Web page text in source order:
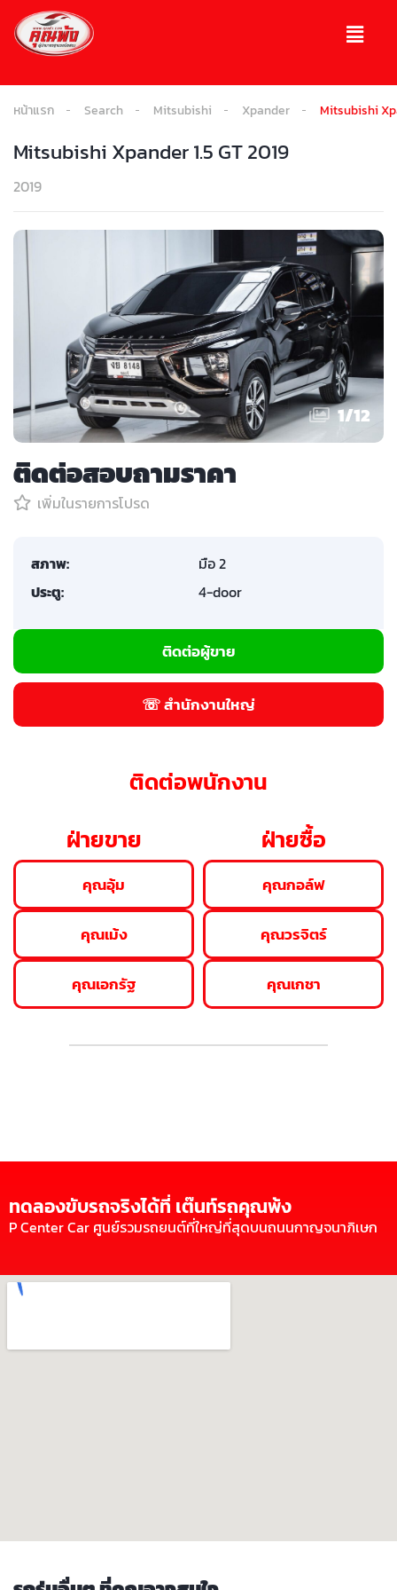
หน้าแรก Search Mitsubishi Xpander Mitsubishi
Mitsubishi Xpander 1.5 GT 2019
2019
1/12
ติดต่อสอบถามราคา
เพิ่มในรายการโปรด
สภาพ:
มือ 2
ประตู:
4-door
ติดต่อผู้ขาย
☏ สำนักงานใหญ่
ติดต่อพนักงาน
ฝ่ายขาย
คุณอุ้ม
คุณเม้ง
คุณเอกรัฐ
ฝ่ายซื้อ
คุณกอล์ฟ
คุณวรจิตร์
คุณเกชา
ทดลองขับรถจริงได้ที่ เต๊นท์รถคุณพ้ง
P Center Car ศูนย์รวมรถยนต์ที่ใหญ่ที่สุดบนถนนกาญจนาภิเษก